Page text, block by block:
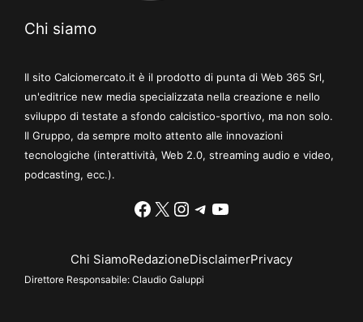
Chi siamo
Il sito Calciomercato.it è il prodotto di punta di Web 365 Srl,
un'editrice new media specializzata nella creazione e nello
sviluppo di testate a sfondo calcistico-sportivo, ma non solo.
Il Gruppo, da sempre molto attento alle innovazioni
tecnologiche (interattività, Web 2.0, streaming audio e video,
podcasting, ecc.).
Facebook
X Instagram
Telegram
YouTube
Chi SiamoRedazioneDisclaimerPrivacy
Direttore Responsabile: Claudio Galuppi